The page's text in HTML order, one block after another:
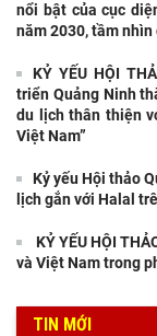
nổi bật của cục
năm 2030, tầm nhìn
KỶ YẾU HỘI
triển Quảng Ninh
du lịch thân thiện
Việt Nam”
Kỷ yếu Hội thảo
lịch gắn với Halal
KỶ YẾU HỘI
và Việt Nam trong
TIN MỚI
Hợp tác đào tạo
các chương trình
Xuất khẩu Việt
Chiến lược Toàn